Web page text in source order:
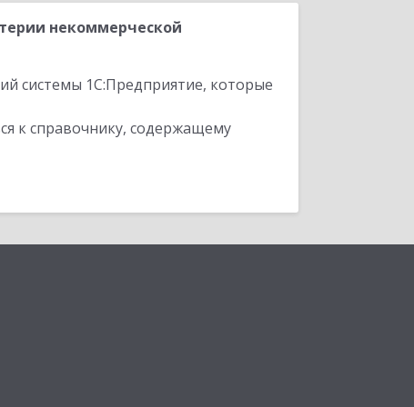
некоммерческой
системы 1С:Предприятие, которые
к справочнику, содержащему